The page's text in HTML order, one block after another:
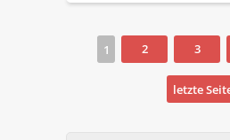
1 2 3
letzte